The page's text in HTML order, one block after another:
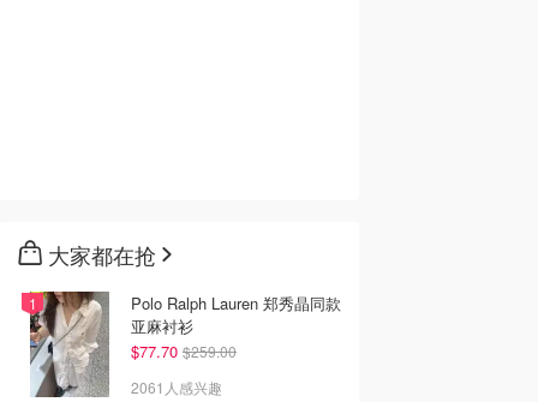
大家都在抢
Polo Ralph Lauren 郑秀晶同款
亚麻衬衫
$77.70 $259.00
2061人感兴趣